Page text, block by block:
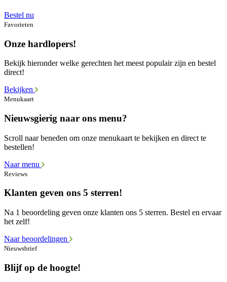
Bestel nu
Favorieten
Onze hardlopers!
Bekijk hieronder welke gerechten het meest populair zijn en bestel
direct!
Bekijken
Menukaart
Nieuwsgierig naar ons menu?
Scroll naar beneden om onze menukaart te bekijken en direct te
bestellen!
Naar menu
Reviews
Klanten geven ons 5 sterren!
Na 1 beoordeling geven onze klanten ons 5 sterren. Bestel en ervaar
het zelf!
Naar beoordelingen
Nieuwsbrief
Blijf op de hoogte!